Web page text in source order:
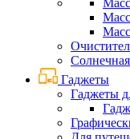
Гаджеты
Гаджеты